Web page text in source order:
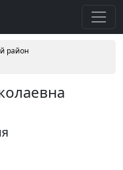
район